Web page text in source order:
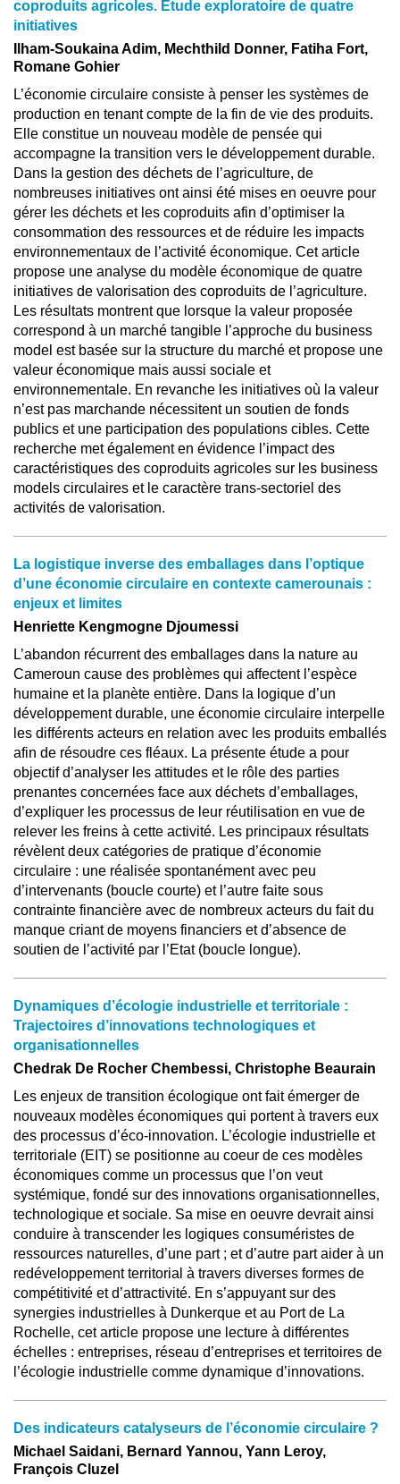
coproduits agricoles. Etude exploratoire de quatre
initiatives
Ilham-Soukaina Adim, Mechthild Donner, Fatiha Fort,
Romane Gohier
L’économie circulaire consiste à penser les systèmes de
production en tenant compte de la fin de vie des produits.
Elle constitue un nouveau modèle de pensée qui
accompagne la transition vers le développement durable.
Dans la gestion des déchets de l’agriculture, de
nombreuses initiatives ont ainsi été mises en oeuvre pour
gérer les déchets et les coproduits afin d’optimiser la
consommation des ressources et de réduire les impacts
environnementaux de l’activité économique. Cet article
propose une analyse du modèle économique de quatre
initiatives de valorisation des coproduits de l’agriculture.
Les résultats montrent que lorsque la valeur proposée
correspond à un marché tangible l’approche du business
model est basée sur la structure du marché et propose une
valeur économique mais aussi sociale et
environnementale. En revanche les initiatives où la valeur
n’est pas marchande nécessitent un soutien de fonds
publics et une participation des populations cibles. Cette
recherche met également en évidence l’impact des
caractéristiques des coproduits agricoles sur les business
models circulaires et le caractère trans-sectoriel des
activités de valorisation.
La logistique inverse des emballages dans l’optique
d’une économie circulaire en contexte camerounais :
enjeux et limites
Henriette Kengmogne Djoumessi
L’abandon récurrent des emballages dans la nature au
Cameroun cause des problèmes qui affectent l’espèce
humaine et la planète entière. Dans la logique d’un
développement durable, une économie circulaire interpelle
les différents acteurs en relation avec les produits emballés
afin de résoudre ces fléaux. La présente étude a pour
objectif d’analyser les attitudes et le rôle des parties
prenantes concernées face aux déchets d’emballages,
d’expliquer les processus de leur réutilisation en vue de
relever les freins à cette activité. Les principaux résultats
révèlent deux catégories de pratique d’économie
circulaire : une réalisée spontanément avec peu
d’intervenants (boucle courte) et l’autre faite sous
contrainte financière avec de nombreux acteurs du fait du
manque criant de moyens financiers et d’absence de
soutien de l’activité par l’Etat (boucle longue).
Dynamiques d’écologie industrielle et territoriale :
Trajectoires d’innovations technologiques et
organisationnelles
Chedrak De Rocher Chembessi, Christophe Beaurain
Les enjeux de transition écologique ont fait émerger de
nouveaux modèles économiques qui portent à travers eux
des processus d’éco-innovation. L’écologie industrielle et
territoriale (EIT) se positionne au coeur de ces modèles
économiques comme un processus que l’on veut
systémique, fondé sur des innovations organisationnelles,
technologique et sociale. Sa mise en oeuvre devrait ainsi
conduire à transcender les logiques consuméristes de
ressources naturelles, d’une part ; et d’autre part aider à un
redéveloppement territorial à travers diverses formes de
compétitivité et d’attractivité. En s’appuyant sur des
synergies industrielles à Dunkerque et au Port de La
Rochelle, cet article propose une lecture à différentes
échelles : entreprises, réseau d’entreprises et territoires de
l’écologie industrielle comme dynamique d’innovations.
Des indicateurs catalyseurs de l’économie circulaire ?
Michael Saidani, Bernard Yannou, Yann Leroy,
François Cluzel